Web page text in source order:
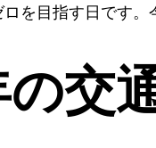
を目指す日です。
交